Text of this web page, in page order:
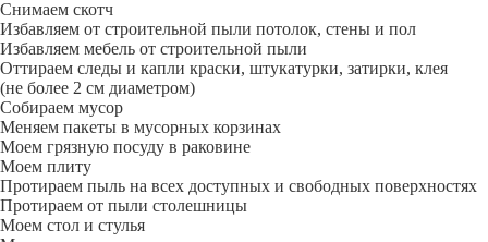
Снимаем скотч
Избавляем от строительной пыли потолок, стены и пол
Избавляем мебель от строительной пыли
Оттираем следы и капли краски, штукатурки, затирки, клея
(не более 2 см диаметром)
Собираем мусор
Меняем пакеты в мусорных корзинах
Моем грязную посуду в раковине
Моем плиту
Протираем пыль на всех доступных и свободных поверхностях
Протираем от пыли столешницы
Моем стол и стулья